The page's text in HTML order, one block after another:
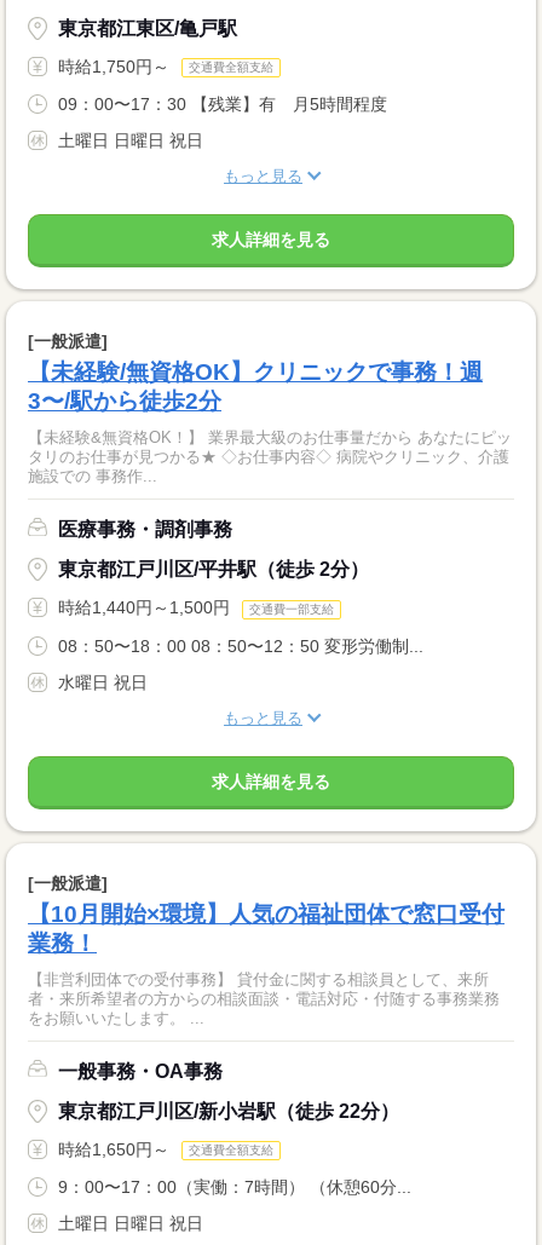
東京都江東区/亀戸駅
時給1,750円～ 交通費全額支給
09：00〜17：30 【残業】有 月5時間程度
土曜日 日曜日 祝日
もっと見る
求人詳細を見る
[一般派遣]
【未経験/無資格OK】クリニックで事務！週
3〜/駅から徒歩2分
【未経験&無資格OK！】 業界最大級のお仕事量だから あなたにピッ
タリのお仕事が見つかる★ ◇お仕事内容◇ 病院やクリニック、介護
施設での 事務作...
医療事務・調剤事務
東京都江戸川区/平井駅（徒歩 2分）
時給1,440円～1,500円 交通費一部支給
08：50〜18：00 08：50〜12：50 変形労働制...
水曜日 祝日
もっと見る
求人詳細を見る
[一般派遣]
【10月開始×環境】人気の福祉団体で窓口受付
業務！
【非営利団体での受付事務】 貸付金に関する相談員として、来所
者・来所希望者の方からの相談面談・電話対応・付随する事務業務
をお願いいたします。 ...
一般事務・OA事務
東京都江戸川区/新小岩駅（徒歩 22分）
時給1,650円～ 交通費全額支給
9：00〜17：00（実働：7時間） （休憩60分...
土曜日 日曜日 祝日